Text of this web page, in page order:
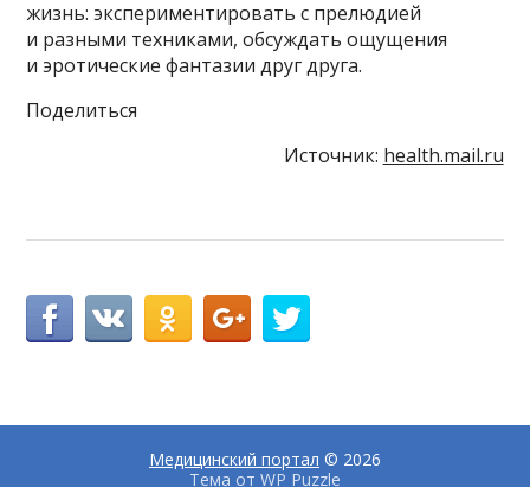
жизнь: экспериментировать с прелюдией
и разными техниками, обсуждать ощущения
и эротические фантазии друг друга.
Поделиться
Источник: health.mail.ru
Медицинский портал © 2026
Тема от WP Puzzle